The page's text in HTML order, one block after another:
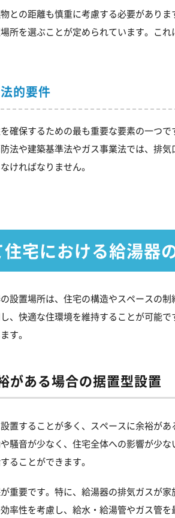
との距離も慎重に考慮する必要があり
所を選ぶことが定められています。こ
的要件
確保するための最も重要な要素の一つ
法や建築基準法やガス事業法では、排
ければなりません。
宅における給湯器
設置場所は、住宅の構造やスペースの
、快適な住環境を維持することが可能
す。
がある場合の据置型設置
置することが多く、スペースに余裕が
騒音が少なく、住宅全体への影響が少
ることができます。
重要です。特に、給湯器の排気ガスが
率性を考慮し、給水・給湯管やガス管